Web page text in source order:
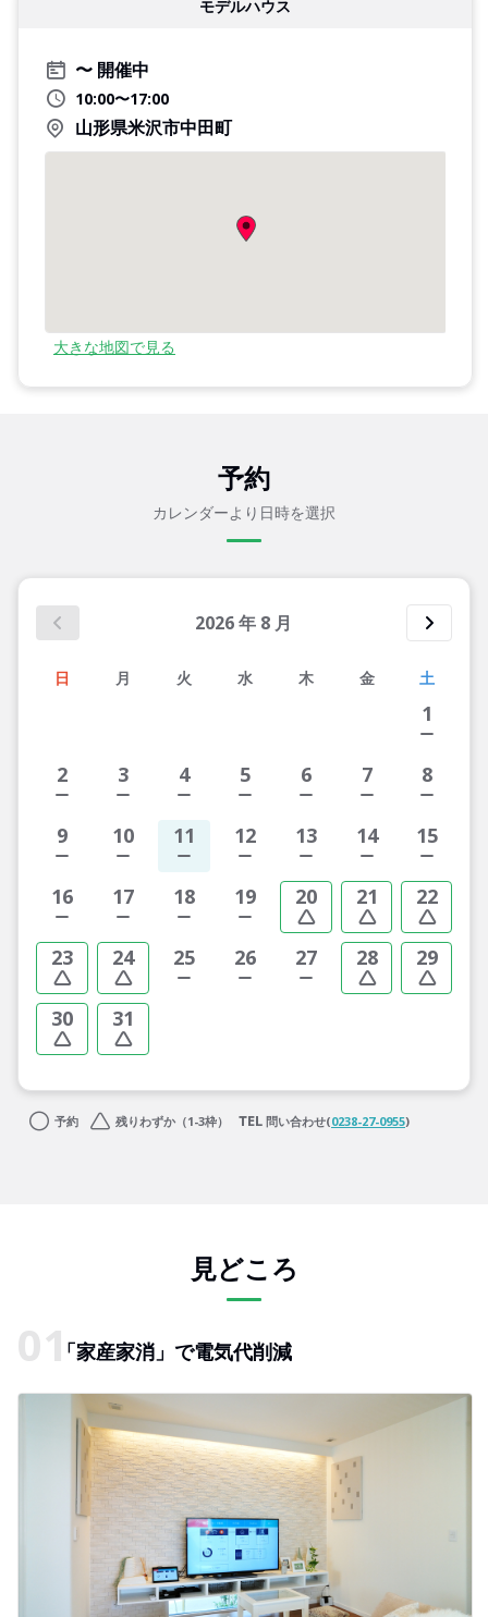
モデルハウス
開催中
10:00〜17:00
山形県米沢市中田町
大きな地図で見る
予約
カレンダーより日時を選択
2026年 8 月
日 月 火 水 木 金 土
1
2 3 4 5 6 7 8
9 10 11 12 13 14 15
16 17 18 19 20 21 22
23 24 25 26 27 28 29
30 31
予約 残りわずか（1-3枠） 問い合わせ(0238-27-0955)
見どころ
「家産家消」で電気代削減